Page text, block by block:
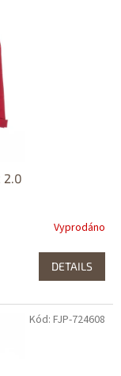
2.0
Vyprodáno
DETAILS
Kód: FJP-724608